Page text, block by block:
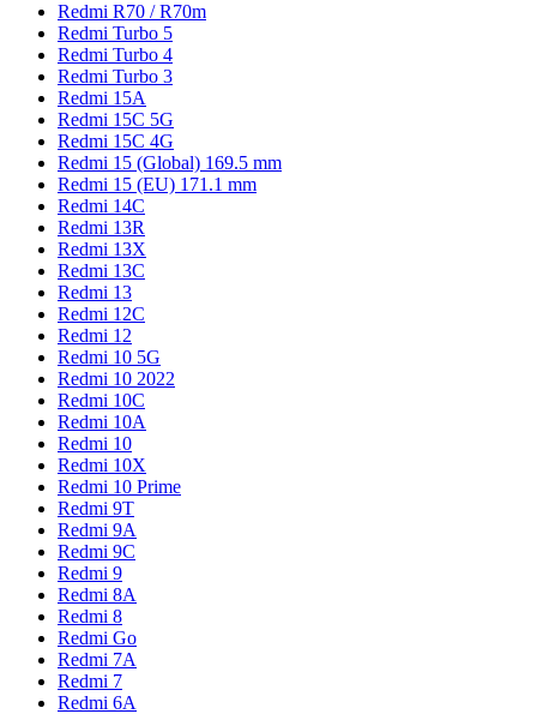
Redmi R70 / R70m
Redmi Turbo 5
Redmi Turbo 4
Redmi Turbo 3
Redmi 15A
Redmi 15C 5G
Redmi 15C 4G
Redmi 15 (Global) 169.5 mm
Redmi 15 (EU) 171.1 mm
Redmi 14C
Redmi 13R
Redmi 13X
Redmi 13C
Redmi 13
Redmi 12C
Redmi 12
Redmi 10 5G
Redmi 10 2022
Redmi 10C
Redmi 10A
Redmi 10
Redmi 10X
Redmi 10 Prime
Redmi 9T
Redmi 9A
Redmi 9C
Redmi 9
Redmi 8A
Redmi 8
Redmi Go
Redmi 7A
Redmi 7
Redmi 6A